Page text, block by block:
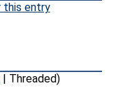
this entry
| Threaded)